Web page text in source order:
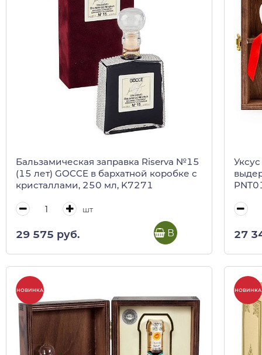
Бальзамическая заправка Riserva №15
(15 лет) GOCCE в бархатной коробке с
кристаллами, 250 мл, K7271
шт
29 575 руб. В корзину 27
НОВИНКА НОВИНКА